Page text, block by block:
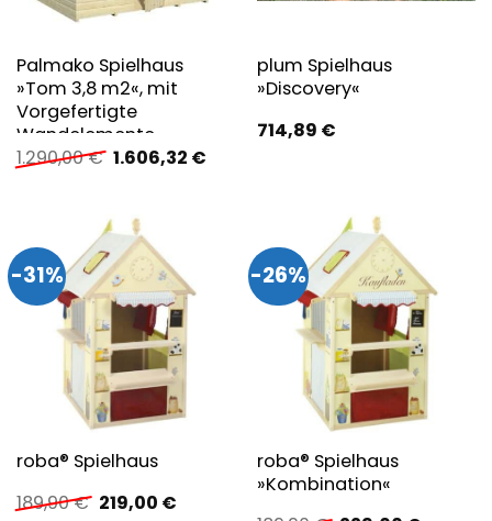
Palmako Spielhaus
»Tom 3,8 m2«, mit
Vorgefertigte
Wandelemente
1.290,00€ Ursprünglicher
1.606,32 €Aktueller
plum Spielhaus
»Discovery«
714,89 €
-31%
roba® Spielhaus
189,90€ Ursprünglicher
219,00 €Aktueller
-26%
roba® Spielhaus
»Kombination«